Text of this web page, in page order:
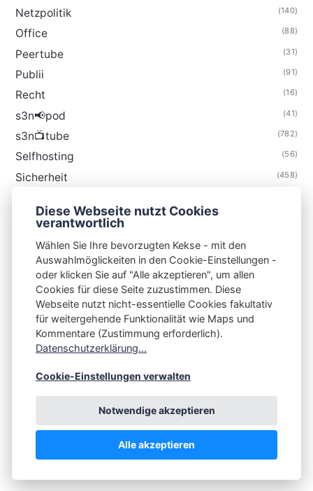
Netzpolitik (140)
Office (88)
Peertube (31)
Publii (91)
Recht (16)
s3n📢pod (41)
s3n📺tube (782)
Selfhosting (56)
Sicherheit (458)
Thunderbird
S3N🧩NET
Integrating Open-Source Blog Network (iOSBN)
Impressum
Kontakt
💪by☕ ❤️ & Publii CMS
Diese Webseite nutzt Cookies
verantwortlich
Wählen Sie Ihre bevorzugten Kekse - mit den
Auswahlmöglickeiten in den Cookie-Einstellungen -
oder klicken Sie auf "Alle akzeptieren", um allen
Cookies für diese Seite zuzustimmen. Diese
Webseite nutzt nicht-essentielle Cookies fakultativ
für weitergehende Funktionalität wie Maps und
Kommentare (Zustimmung erforderlich).
Datenschutzerklärung...
Cookie-Einstellungen verwalten
Notwendige akzeptieren
Alle akzeptieren